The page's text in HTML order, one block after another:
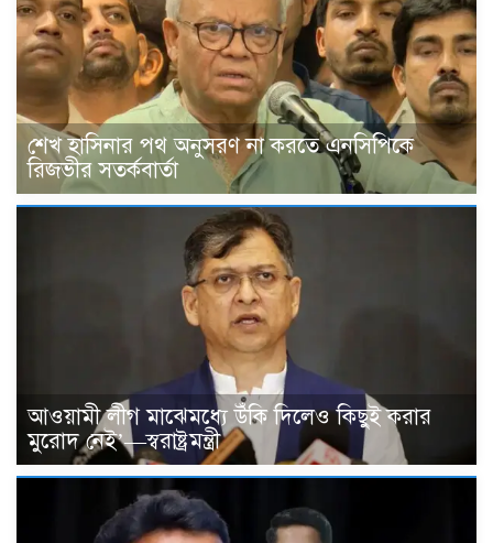
শেখ হাসিনার পথ অনুসরণ না করতে এনসিপিকে
রিজভীর সতর্কবার্তা
আওয়ামী লীগ মাঝেমধ্যে উঁকি দিলেও কিছুই করার
মুরোদ নেই’—স্বরাষ্ট্রমন্ত্রী